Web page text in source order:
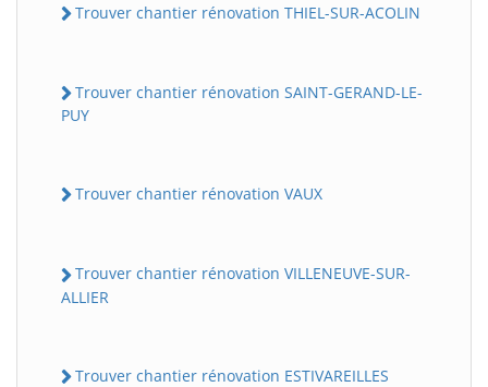
Trouver chantier rénovation THIEL-SUR-ACOLIN
Trouver chantier rénovation SAINT-GERAND-LE-
PUY
Trouver chantier rénovation VAUX
Trouver chantier rénovation VILLENEUVE-SUR-
ALLIER
Trouver chantier rénovation ESTIVAREILLES